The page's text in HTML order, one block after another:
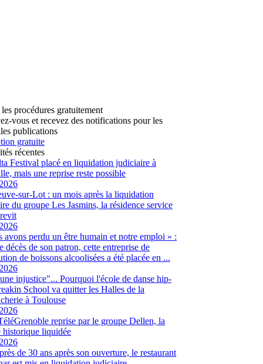
procédures gratuitement
vous et recevez des notifications pour les
publications
gratuite
récentes
Festival placé en liquidation judiciaire à
mais une reprise reste possible
sur-Lot : un mois après la liquidation
du groupe Les Jasmins, la résidence service
avons perdu un être humain et notre emploi » :
décès de son patron, cette entreprise de
de boissons alcoolisées a été placée en ...
injustice"... Pourquoi l'école de danse hip-
School va quitter les Halles de la
à Toulouse
reprise par le groupe Dellen, la
historique liquidée
de 30 ans après son ouverture, le restaurant